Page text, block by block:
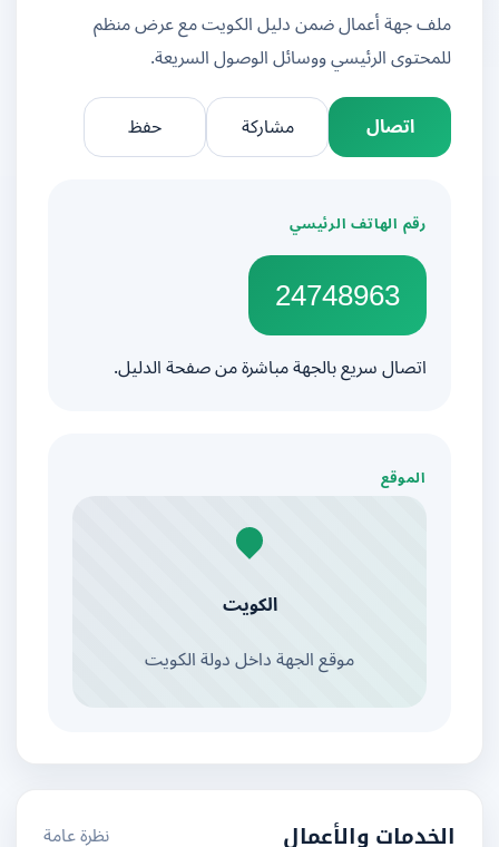
ملف جهة أعمال ضمن دليل الكويت مع عرض منظم
للمحتوى الرئيسي ووسائل الوصول السريعة.
اتصال
مشاركة
رقم الهاتف الرئيسي
24748963
اتصال سريع بالجهة مباشرة من صفحة الدليل.
الموقع
الكويت
موقع الجهة داخل دولة الكويت
الخدمات والأعمال نظرة عامة